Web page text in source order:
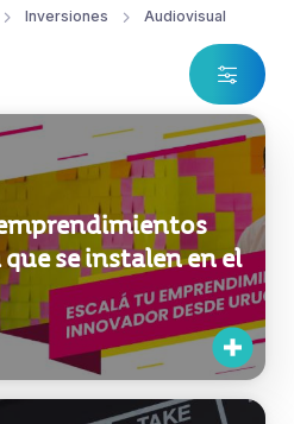
Inversiones Audiovisual
se instalen en el